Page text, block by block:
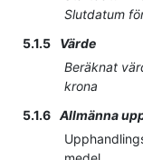
Slutdatum
5.1.5
Värde
Beräknat
krona
5.1.6 Allmänna